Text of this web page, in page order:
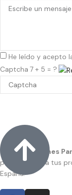
He leído y acepto
Captcha 7 + 5 = ?
En Confecciones
para dar vida a tus
España.